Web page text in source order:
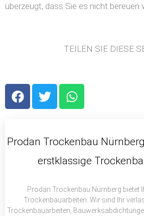
überzeugt, dass Sie es nicht bereuen
TEILEN SIE DIESE
F
a
b
T
w
t
r
W
h
s
p
Prodan Trockenbau
erstklassige
Prodan Trockenbau Nürnberg bietet
Trockenbauarbeiten. Wir sind Ihr
Trockenbauarbeiten,